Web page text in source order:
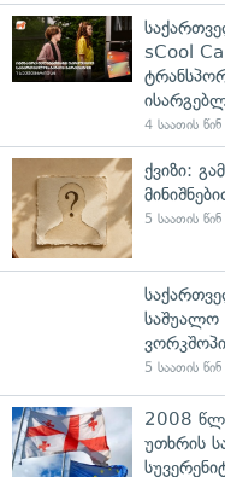
sCool
4 საათის წინ
ქვიზი:
5 საათის წინ
საშუალო
5 საათის წინ
2008
უთხრის